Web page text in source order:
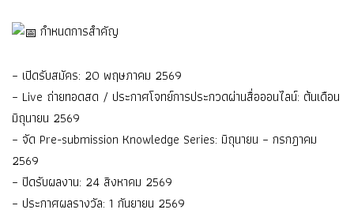
กำหนดการสำคัญ
– เปิดรับสมัคร: 20 พฤษภาคม 2569
– Live ถ่ายทอดสด / ประกาศโจทย์การประกวดผ่านสื่อออนไลน์: ต้นเดือน
มิถุนายน 2569
– จัด Pre-submission Knowledge Series: มิถุนายน – กรกฎาคม
2569
– ปิดรับผลงาน: 24 สิงหาคม 2569
– ประกาศผลรางวัล: 1 กันยายน 2569